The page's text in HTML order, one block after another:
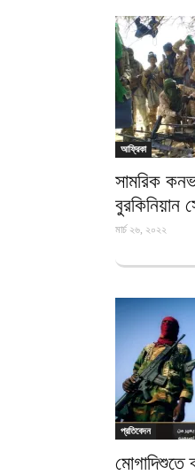
আফ্রিকা
সামরিক
বুরকিনিয়ান
মার্চ ২৬, ২০২২
প্রতিবেদন
মোগাদিশুতে